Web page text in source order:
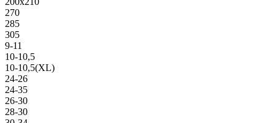
270
285
305
9-11
10-10,5
10-10,5(XL)
24-26
24-35
26-30
28-30